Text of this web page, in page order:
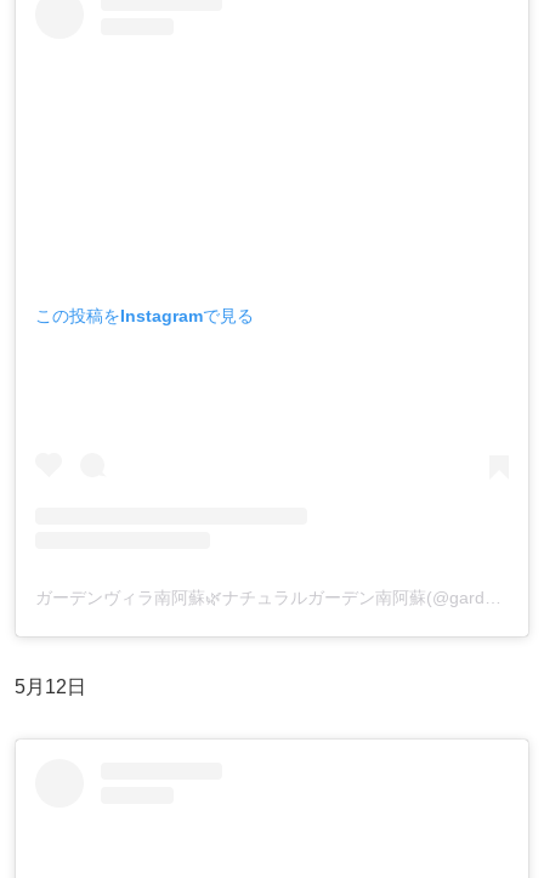
この投稿をInstagramで見る
5月12日